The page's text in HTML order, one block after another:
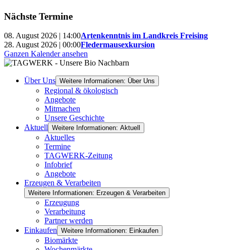
Nächste Termine
08. August 2026 | 14:00Artenkenntnis im Landkreis Freising
28. August 2026 | 00:00Fledermausexkursion
Ganzen Kalender ansehen
Über Uns Weitere Informationen: Über Uns
Regional & ökologisch
Angebote
Mitmachen
Unsere Geschichte
Aktuell Weitere Informationen: Aktuell
Aktuelles
Termine
TAGWERK-Zeitung
Infobrief
Angebote
Erzeugen & Verarbeiten
Weitere Informationen: Erzeugen & Verarbeiten
Erzeugung
Verarbeitung
Partner werden
Einkaufen Weitere Informationen: Einkaufen
Biomärkte